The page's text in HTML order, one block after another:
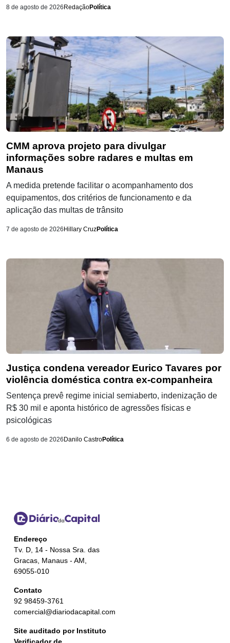
8 de agosto de 2026 RedaçãoPolítica
CMM aprova projeto para divulgar
informações sobre radares e multas em
Manaus
A medida pretende facilitar o acompanhamento dos
equipamentos, dos critérios de funcionamento e da
aplicação das multas de trânsito
7 de agosto de 2026 Hillary CruzPolítica
Justiça condena vereador Eurico Tavares por
violência doméstica contra ex-companheira
Sentença prevê regime inicial semiaberto, indenização de
R$ 30 mil e aponta histórico de agressões físicas e
psicológicas
6 de agosto de 2026 Danilo CastroPolítica
Endereço
Tv. D, 14 - Nossa Sra. das
Gracas, Manaus - AM,
69055-010
Contato
92 98459-3761
comercial@diariodacapital.com
Site auditado por Instituto